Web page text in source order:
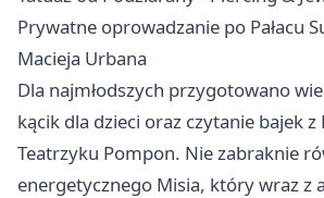
Prywatne oprowadzanie po Pałacu
Macieja Urbana
Dla najmłodszych przygotowano
kącik dla dzieci oraz czytanie bajek z
Teatrzyku Pompon. Nie zabraknie
energetycznego Misia, który wraz z